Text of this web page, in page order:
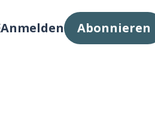
Anmelden Abonnieren